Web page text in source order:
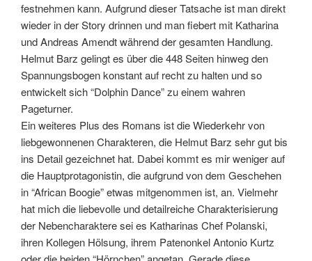
festnehmen kann. Aufgrund dieser Tatsache ist man direkt
wieder in der Story drinnen und man fiebert mit Katharina
und Andreas Amendt während der gesamten Handlung.
Helmut Barz gelingt es über die 448 Seiten hinweg den
Spannungsbogen konstant auf recht zu halten und so
entwickelt sich “Dolphin Dance” zu einem wahren
Pageturner.
Ein weiteres Plus des Romans ist die Wiederkehr von
liebgewonnenen Charakteren, die Helmut Barz sehr gut bis
ins Detail gezeichnet hat. Dabei kommt es mir weniger auf
die Hauptprotagonistin, die aufgrund von dem Geschehen
in “African Boogie” etwas mitgenommen ist, an. Vielmehr
hat mich die liebevolle und detailreiche Charakterisierung
der Nebencharaktere sei es Katharinas Chef Polanski,
ihren Kollegen Hölsung, ihrem Patenonkel Antonio Kurtz